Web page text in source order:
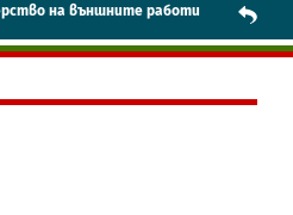
на външните работи